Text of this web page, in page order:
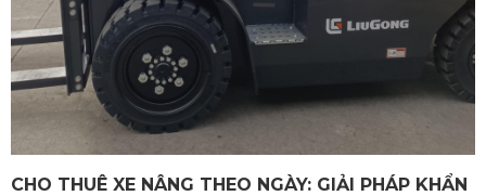
CHO THUÊ XE NÂNG THEO NGÀY: GIẢI PHÁP KHẨN